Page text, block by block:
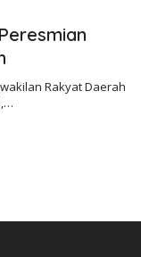
Rakyat Daerah